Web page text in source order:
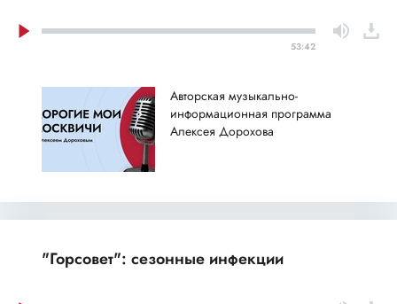
53:42
Авторская музыкально-
информационная программа
Алексея Дорохова
"Горсовет": сезонные инфекции